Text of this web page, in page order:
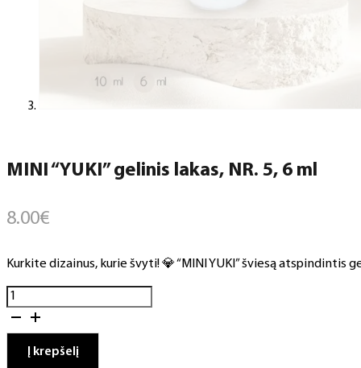
MINI “YUKI” gelinis lakas, NR. 5, 6 ml
8.00€
Kurkite dizainus, kurie švyti! 💎 “MINI YUKI” šviesą
produkto
kiekis:
"YUKI"
gelinis
Į krepšelį